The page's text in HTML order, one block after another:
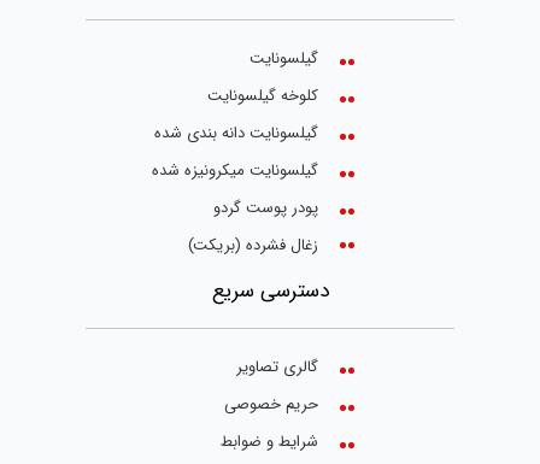
گیلسونایت
کلوخه گیلسونایت
گیلسونایت دانه بندی شده
گیلسونایت میکرونیزه شده
پودر پوست گردو
زغال فشرده (بریکت)
دسترسی سریع
گالری تصاویر
حریم خصوصی
شرایط و ضوابط